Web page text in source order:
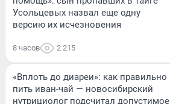
Усольцевых назвал еще одну
версию их исчезновения
8 часов 2 215
«Вплоть до диареи»: как правильно
пить иван-чай — новосибирский
нутрициолог подсчитал допустимое